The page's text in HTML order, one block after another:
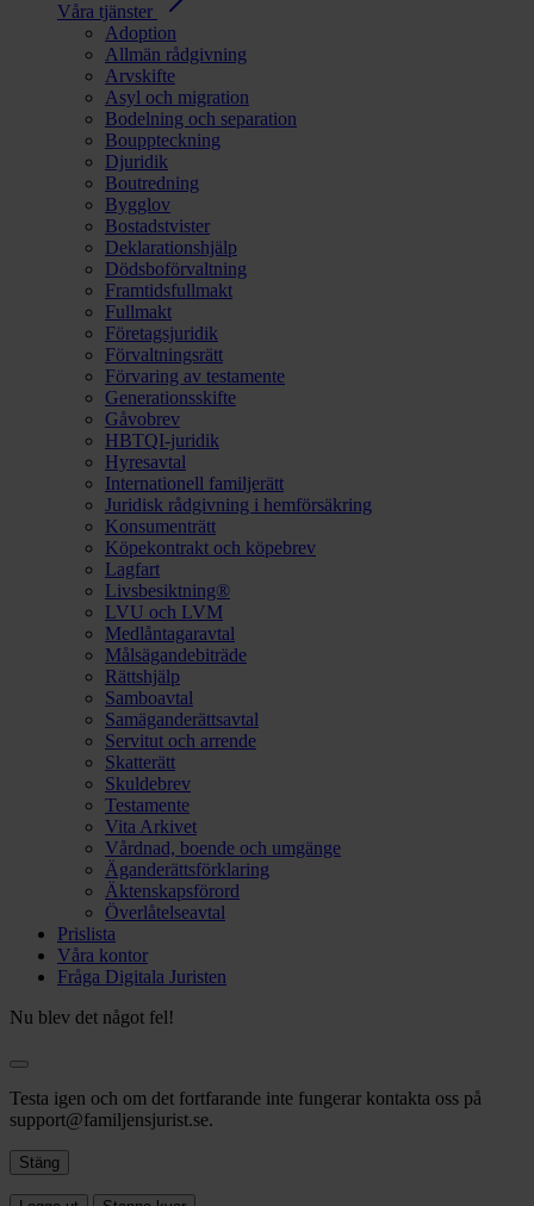
Våra tjänster
Adoption
Allmän rådgivning
Arvskifte
Asyl och migration
Bodelning och separation
Bouppteckning
Djuridik
Boutredning
Bygglov
Bostadstvister
Deklarationshjälp
Dödsboförvaltning
Framtidsfullmakt
Fullmakt
Företagsjuridik
Förvaltningsrätt
Förvaring av testamente
Generationsskifte
Gåvobrev
HBTQI-juridik
Hyresavtal
Internationell familjerätt
Juridisk rådgivning i hemförsäkring
Konsumenträtt
Köpekontrakt och köpebrev
Lagfart
Livsbesiktning®
LVU och LVM
Medlåntagaravtal
Målsägandebiträde
Rättshjälp
Samboavtal
Samäganderättsavtal
Servitut och arrende
Skatterätt
Skuldebrev
Testamente
Vita Arkivet
Vårdnad, boende och umgänge
Äganderättsförklaring
Äktenskapsförord
Överlåtelseavtal
Prislista
Våra kontor
Fråga Digitala Juristen
Nu blev det något fel!
Testa igen och om det fortfarande inte fungerar kontakta oss på
support@familjensjurist.se.
Stäng